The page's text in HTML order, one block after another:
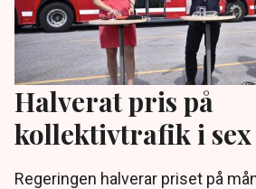
Halverat pris på
kollektivtrafik i
Regeringen halverar priset på